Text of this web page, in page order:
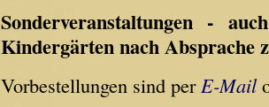
Sonderveranstaltungen -
Kindergärten nach Absprache
Vorbestellungen sind perE-Mail